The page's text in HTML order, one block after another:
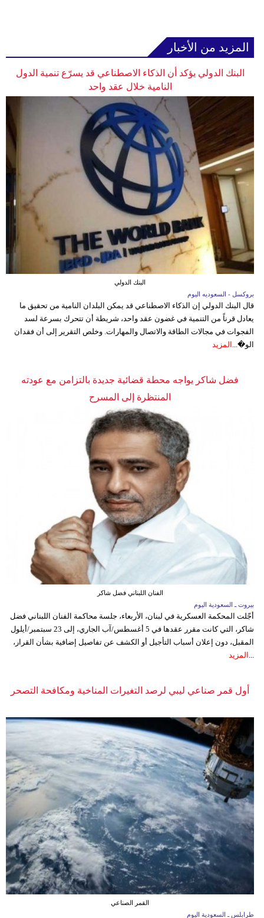
المزيد من الأخبار
البنك الدولي يؤكد أن الذكاء الاصطناعي قد يسرّع تنمية الدول
النامية خلال عقد واحد
البنك الدولي
بروكسل - السعوديه اليوم
قال البنك الدولي إن الذكاء الاصطناعي قد يمكن البلدان النامية من تحقيق ما
يعادل قرناً من التنمية في غضون عقد واحد، شريطة أن تتحرك بسرعة لسد
الفجوات في مجالات الطاقة والاتصال والمهارات. وخلص التقرير إلى أن فقدان
الو�...
المزيد
فضل شاكر يواجه محطة قضائية جديدة بالتزامن مع عودته
المنتظرة إلى المسرح
الفنان اللبناني فضل شاكر
بيروت ـ السعودية اليوم
أجّلت المحكمة العسكرية في لبنان، الأربعاء، جلسة محاكمة الفنان اللبناني فضل
شاكر، التي كانت مقرر عقدها في 5 أغسطس/آب الجاري، إلى 23 سبتمبر/أيلول
المقبل، دون إعلان أسباب التأجيل أو الكشف عن تفاصيل إضافية بشأن القرار،
المزيد
أول قمر صناعي ليبي لرصد التغيرات المناخية ومكافحة التصحر
القمر الصناعي
طرابلس ـ السعودية اليوم